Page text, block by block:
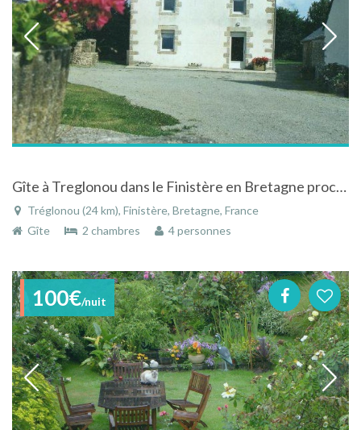
Gîte à Treglonou dans le Finistère en Bretagne proche des plages
Tréglonou (24 km), Finistère, Bretagne, France
Gîte
2 chambres 4 personnes
100€/nuit